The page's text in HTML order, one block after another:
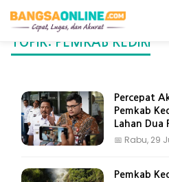
TOPIK: PEMKAB KEDIRI
Percepat
Pemkab
Lahan Dua
📅 Rabu, 29
Pemkab